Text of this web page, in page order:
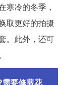
寒冷的冬季，
取更好的拍摄
。此外，还可
要修剪花